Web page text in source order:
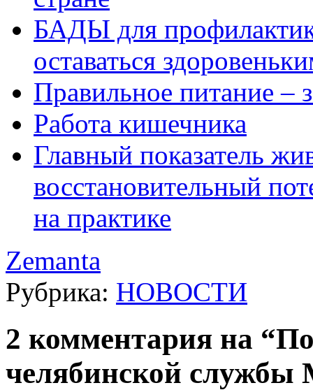
БАДЫ для
оставаться
Правильное питание –
Работа кишечника
Главный показатель
восстановительный
на практике
Zemanta
Рубрика: НОВОСТИ
2 комментария на
челябинской